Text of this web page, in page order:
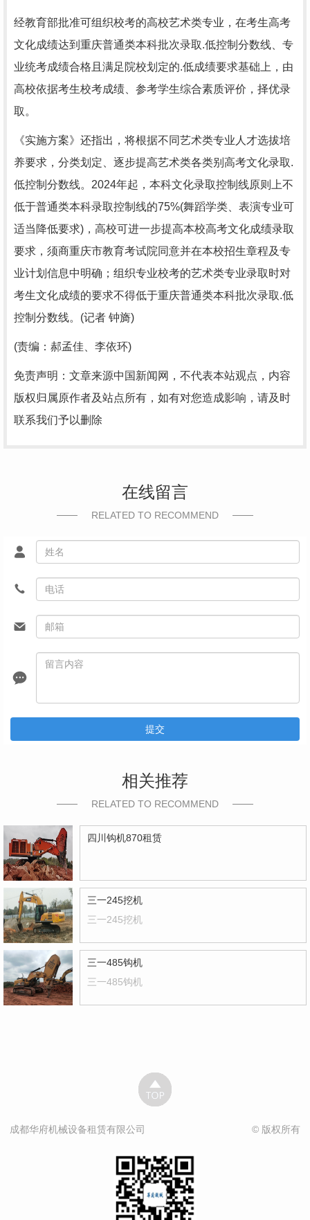
经教育部批准可组织校考的高校艺术类专业，在考生高考
文化成绩达到重庆普通类本科批次录取.低控制分数线、专
业统考成绩合格且满足院校划定的.低成绩要求基础上，由
高校依据考生校考成绩、参考学生综合素质评价，择优录
取。
《实施方案》还指出，将根据不同艺术类专业人才选拔培
养要求，分类划定、逐步提高艺术类各类别高考文化录取.
低控制分数线。2024年起，本科文化录取控制线原则上不
低于普通类本科录取控制线的75%(舞蹈学类、表演专业可
适当降低要求)，高校可进一步提高本校高考文化成绩录取
要求，须商重庆市教育考试院同意并在本校招生章程及专
业计划信息中明确；组织专业校考的艺术类专业录取时对
考生文化成绩的要求不得低于重庆普通类本科批次录取.低
控制分数线。(记者 钟旖)
(责编：郝孟佳、李依环)
免责声明：文章来源中国新闻网，不代表本站观点，内容
版权归属原作者及站点所有，如有对您造成影响，请及时
联系我们予以删除
在线留言
RELATED TO RECOMMEND
提交
相关推荐
RELATED TO RECOMMEND
四川钩机870租赁
三一245挖机
三一245挖机
三一485钩机
三一485钩机
© 版权所有
成都华府机械设备租赁有限公司